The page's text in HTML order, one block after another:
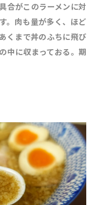
合がこのラーメンに対
。肉も量が多く、ほど
くまで丼のふちに飛び
中に収まっておる。期